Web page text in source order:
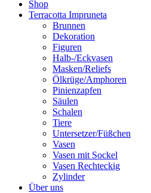
Shop
Terracotta Impruneta
Brunnen
Dekoration
Figuren
Halb-/Eckvasen
Masken/Reliefs
Ölkrüge/Amphoren
Pinienzapfen
Säulen
Schalen
Tiere
Untersetzer/Füßchen
Vasen
Vasen mit Sockel
Vasen Rechteckig
Zylinder
Über uns